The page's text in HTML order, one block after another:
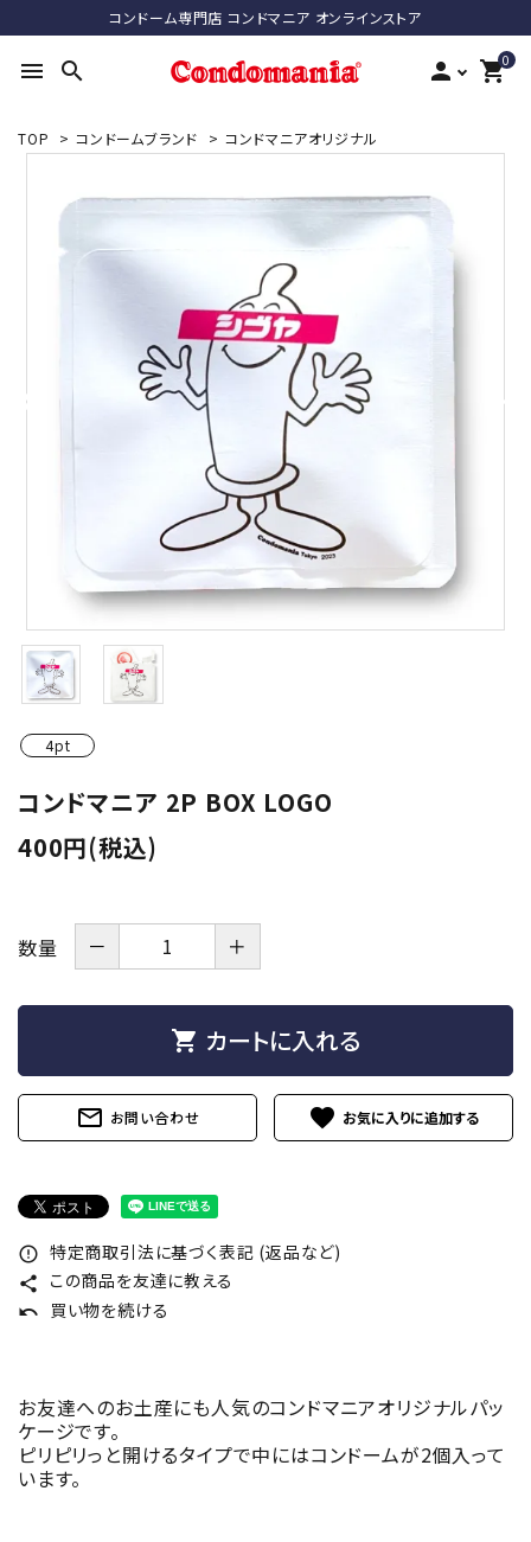
コンドーム専門店 コンドマニア オンラインストア
menu search person 0
shopping_cart
search
ようこそ ゲスト 様
person 新規会員登録
最近チェックした商品
潤滑剤・ローション
衛生用品
アパレル
セルフプレジャー
コスメ
サプリメント・ドリンク
TOP > コンドームブランド > コンドマニアオリジナル
4pt
コンドマニア 2P BOX LOGO
400円(税込)
数量 － ＋
shopping_cart カートに入れる
mail_outline お問い合わせ favorite
error_outline 特定商取引法に基づく表記 (返品など)
share この商品を友達に教える
undo 買い物を続ける
お友達へのお土産にも人気のコンドマニアオリジナルパッ
ケージです。
ピリピリっと開けるタイプで中にはコンドームが2個入って
います。